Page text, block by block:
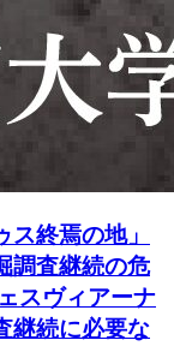
ス終焉の地」
調査継続の危
スヴィアーナ
継続に必要な